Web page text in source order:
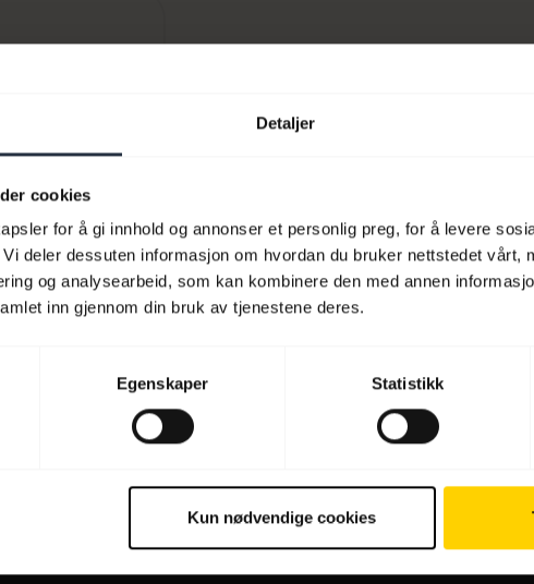
Detaljer
cookies
for å gi innhold og annonser et personlig preg, for å levere
deler dessuten informasjon om hvordan du bruker nettstedet vårt,
og analysearbeid, som kan kombinere den med annen
inn gjennom din bruk av tjenestene deres.
Egenskaper Statistikk
Kun nødvendige cookies
dag?